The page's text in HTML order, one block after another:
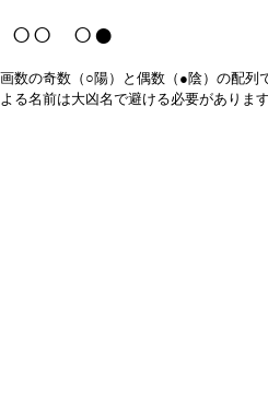
○○ ○●
画数の奇数（○陽）と偶数（●陰）の配列
よる名前は大凶名で避ける必要がありま